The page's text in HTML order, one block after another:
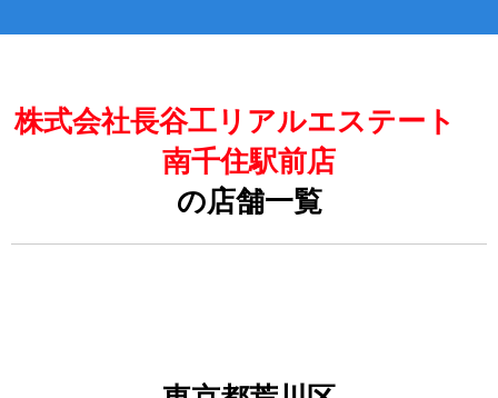
株式会社長谷工リアルエステート
南千住駅前店
の店舗一覧